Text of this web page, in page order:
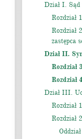
Dział I.
Rozdział
Rozdział
zastępca
Dział II.
Rozdział
Rozdział
Dział III.
Rozdział
Rozdział